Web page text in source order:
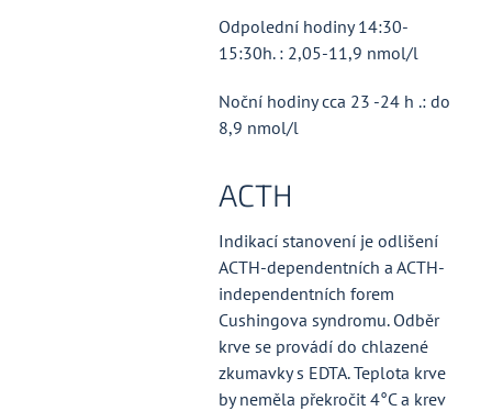
Odpolední hodiny 14:30-
15:30h. : 2,05-11,9 nmol/l
Noční hodiny cca 23 -24 h .: do
8,9 nmol/l
ACTH
Indikací stanovení je odlišení
ACTH-dependentních a ACTH-
independentních forem
Cushingova syndromu. Odběr
krve se provádí do chlazené
zkumavky s EDTA. Teplota krve
by neměla překročit 4°C a krev